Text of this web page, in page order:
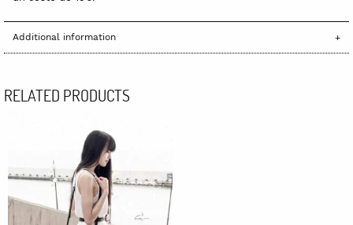
Additional information
RELATED PRODUCTS